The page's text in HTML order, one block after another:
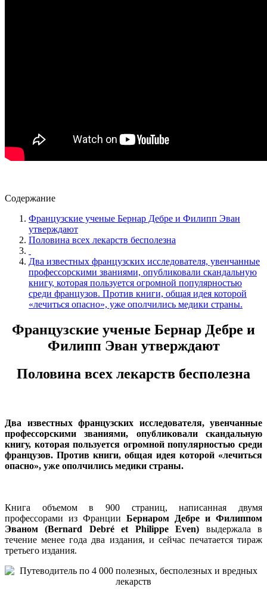
Содержание
Французские ученые Бернар Дебре и Филипп Эван
утверждают
Половина всех лекарств бесполезна
Два известных французских исследователя, увенчанные
профессорскими званиями, опубликовали скандальную
книгу, которая пользуется огромной популярностью
среди французов. Против книги, общая идея которой
«лечиться опасно», уже ополчились медики страны.
Французские ученые Бернар Дебре и
Филипп Эван утверждают
Половина всех лекарств бесполезна
Два известных французских исследователя, увенчанные
профессорскими званиями, опубликовали скандальную
книгу, которая пользуется огромной популярностью среди
французов. Против книги, общая идея которой «лечиться
опасно», уже ополчились медики страны.
Книга объемом в 900 страниц, написанная двумя
профессорами из Франции Бернаром Дебре и Филиппом
Эваном (Bernard Debré et Philippe Even) выдержала в
течение менее года два издания, и сейчас печатается тираж
третьего издания.